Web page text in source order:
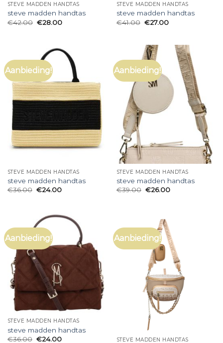
STEVE MADDEN HANDTAS
steve madden handtas
€42.00 €28.00
STEVE MADDEN HANDTAS
steve madden handtas
€41.00 €27.00
Aanbieding!
STEVE MADDEN HANDTAS
steve madden handtas
€36.00 €24.00
Aanbieding!
STEVE MADDEN HANDTAS
steve madden handtas
€39.00 €26.00
Aanbieding!
STEVE MADDEN HANDTAS
steve madden handtas
€36.00 €24.00
Aanbieding!
STEVE MADDEN HANDTAS